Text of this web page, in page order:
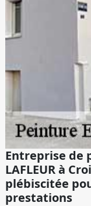
Entreprise de
LAFLEUR à
plébiscitée
prestations